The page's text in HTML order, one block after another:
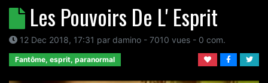
Les Pouvoirs De L' Esprit
12 Dec 2018, 17:31 par damino - 7010 vues - 0 com.
Fantôme, esprit, paranormal